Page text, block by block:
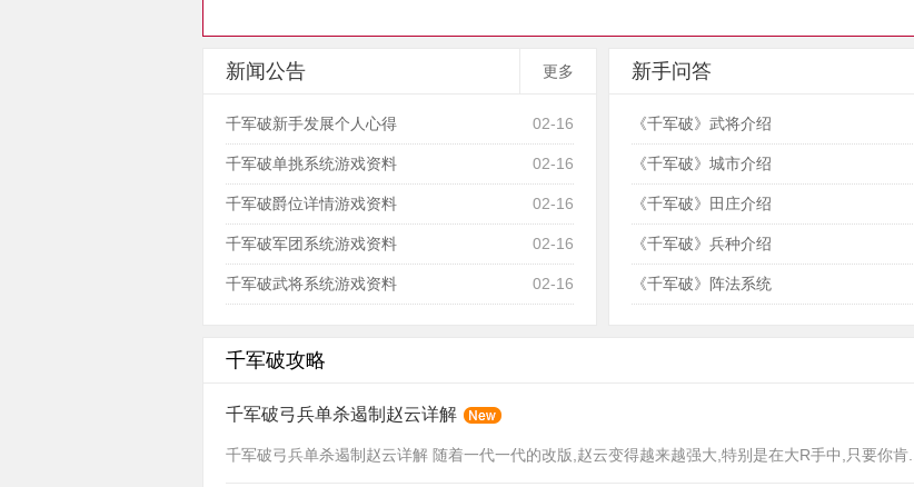
新闻公告 更多
02-16
千军破新手发展个人心得
02-16
千军破单挑系统游戏资料
02-16
千军破爵位详情游戏资料
02-16
千军破军团系统游戏资料
02-16
千军破武将系统游戏资料
新手问答
《千军破》武将介绍
《千军破》城市介绍
《千军破》田庄介绍
《千军破》兵种介绍
《千军破》阵法系统
千军破攻略
千军破弓兵单杀遏制赵云详解
千军破弓兵单杀遏制赵云详解 随着一代一代的改版,赵云变得越来越强大,特别是在大R手中,只要你肯...